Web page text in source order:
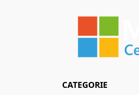
CATEGORIE